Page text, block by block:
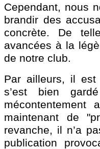
Cependant, nous
brandir des
concrète. De
avancées à la
de notre club.
Par ailleurs, il est
s’est bien
maintenant de
revanche, il n’a
publication